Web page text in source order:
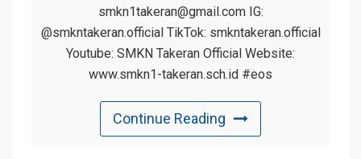
smkn1takeran@gmail.com IG:
@smkntakeran.official TikTok: smkntakeran.official
Youtube: SMKN Takeran Official Website:
www.smkn1-takeran.sch.id #eos
Continue Reading